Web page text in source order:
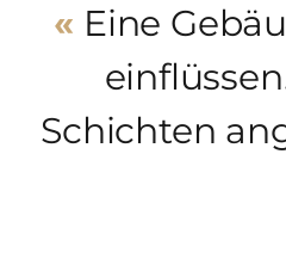
« Eine
Schichten